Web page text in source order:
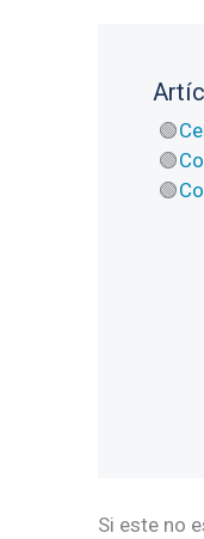
Si este no